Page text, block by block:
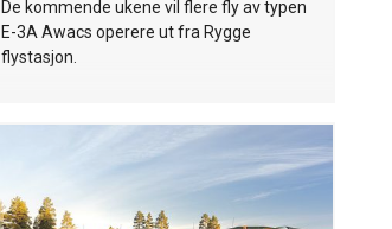
De kommende ukene vil flere fly av typen
E-3A Awacs operere ut fra Rygge
flystasjon.